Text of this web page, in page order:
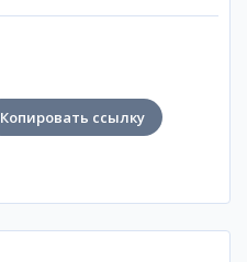
Копировать ссылку